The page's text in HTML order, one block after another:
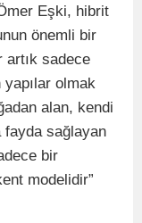
Eşki, hibrit
önemli bir
artık sadece
olmak
alan, kendi
fayda sağlayan
bir
modelidir”